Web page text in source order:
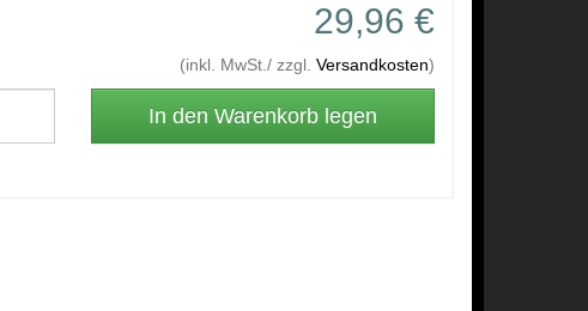
29,96 €
(inkl. MwSt./ zzgl. Versandkosten)